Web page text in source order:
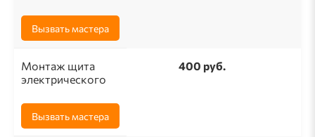
Вызвать мастера
Монтаж щита
электрического
400 руб.
Вызвать мастера